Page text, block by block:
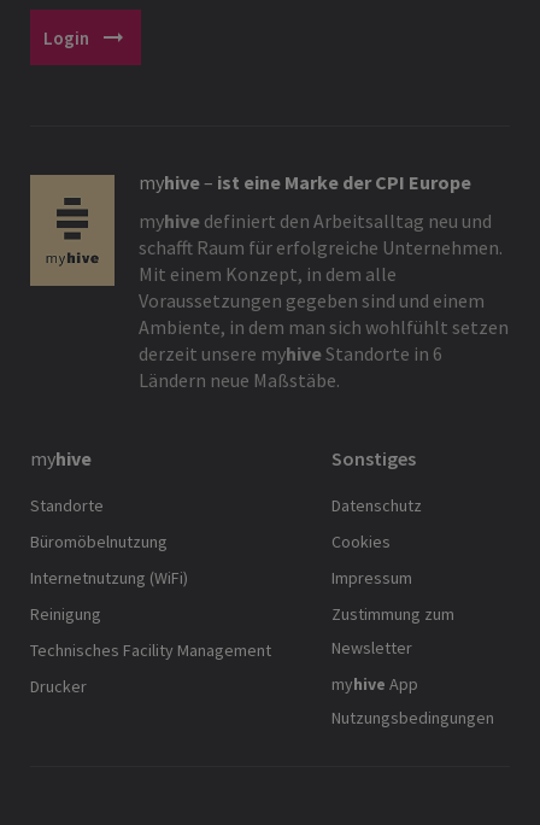
Login arrow_right_alt
myhive– ist eine Marke der CPI Europe
myhive definiert den Arbeitsalltag neu und
schafft Raum für erfolgreiche Unternehmen.
Mit einem Konzept, in dem alle
Voraussetzungen gegeben sind und einem
Ambiente, in dem man sich wohlfühlt setzen
derzeit unsere myhiveStandorte in 6
Ländern neue Maßstäbe.
myhive
Standorte
Büromöbelnutzung
Internetnutzung (WiFi)
Reinigung
Technisches Facility Management
Drucker
Sonstiges
Datenschutz
Cookies
Impressum
Zustimmung zum
Newsletter
myhive App
Nutzungsbedingungen